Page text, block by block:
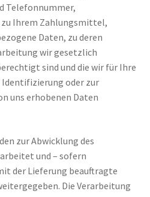
Telefonnummer,
Ihrem Zahlungsmittel,
Daten, zu deren
wir gesetzlich
sind und die wir für Ihre
oder zur
uns erhobenen Daten
zur Abwicklung des
und – sofern
der Lieferung beauftragte
Die Verarbeitung